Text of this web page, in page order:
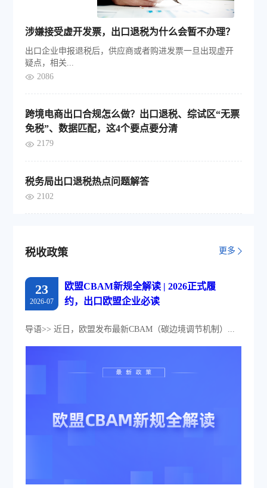
涉嫌接受虚开发票，出口退税为什么会暂不办理？
出口企业申报退税后，供应商或者购进发票一旦出现虚开
疑点，相关...
2086
跨境电商出口合规怎么做？出口退税、综试区“无票
免税”、数据匹配，这4个要点要分清
2179
税务局出口退税热点问题解答
2102
税收政策 更多
23
2026-07
欧盟CBAM新规全解读 | 2026正式履
约，出口欧盟企业必读
导语>> 近日，欧盟发布最新CBAM（碳边境调节机制）...